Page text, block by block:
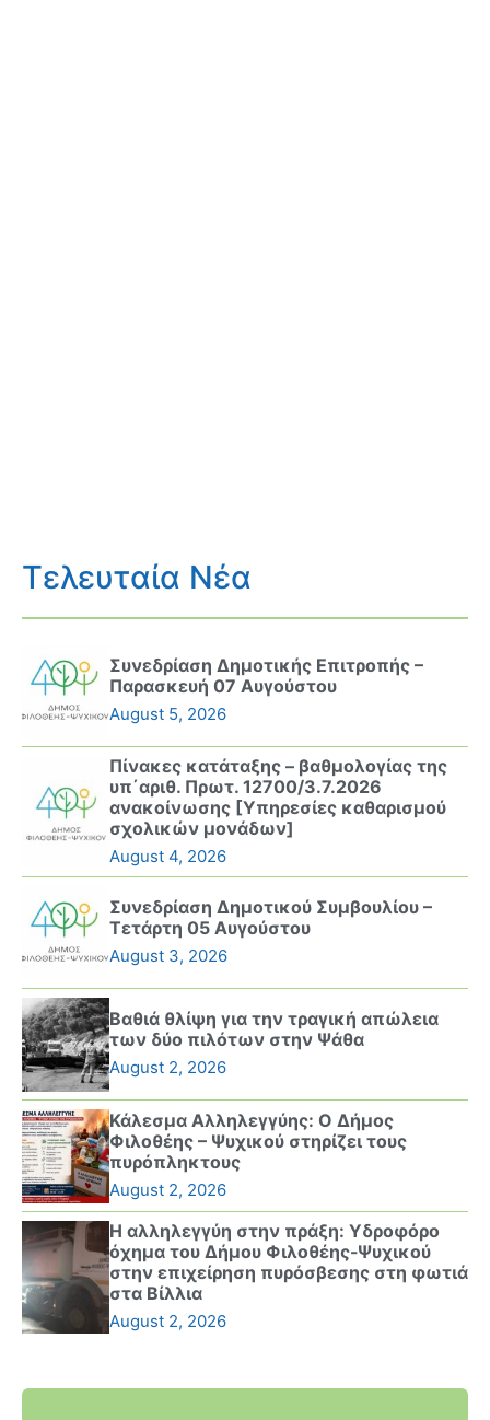
Τελευταία Νέα
Συνεδρίαση Δημοτικής Επιτροπής –
Παρασκευή 07 Αυγούστου
August 5, 2026
Πίνακες κατάταξης – βαθμολογίας της
υπ΄αριθ. Πρωτ. 12700/3.7.2026
ανακοίνωσης [Υπηρεσίες καθαρισμού
σχολικών μονάδων]
August 4, 2026
Συνεδρίαση Δημοτικού Συμβουλίου –
Τετάρτη 05 Αυγούστου
August 3, 2026
Βαθιά θλίψη για την τραγική απώλεια
των δύο πιλότων στην Ψάθα
August 2, 2026
Κάλεσμα Αλληλεγγύης: Ο Δήμος
Φιλοθέης – Ψυχικού στηρίζει τους
πυρόπληκτους
August 2, 2026
Η αλληλεγγύη στην πράξη: Υδροφόρο
όχημα του Δήμου Φιλοθέης-Ψυχικού
στην επιχείρηση πυρόσβεσης στη φωτιά
στα Βίλλια
August 2, 2026